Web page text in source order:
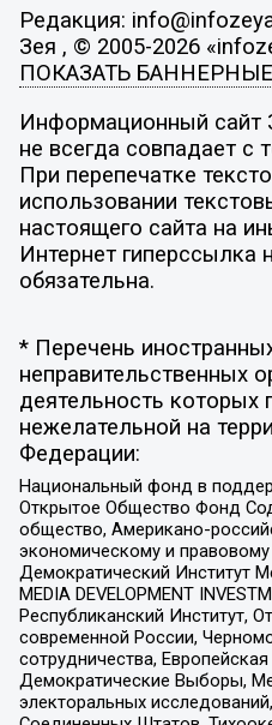
Редакция:
Зея , © 2005-2026
ПОКАЗАТЬ
Информационный сайт
не всегда совпадает с
При перепечатке
использовании
настоящего сайта на
Интернет гиперссылка
обязательна.
* Перечень
неправительственных
деятельность которых
нежелательной на
Федерации:
Национальный фонд в
Открытое Общество Фонд
общество, Американо-
экономическому и
Демократический Институт
MEDIA DEVELOPMENT
Республиканский Институт,
современной России,
сотрудничества,
Демократические Выборы,
электоральных